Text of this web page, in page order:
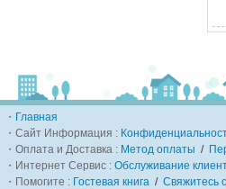
・ Главная
・Сайт Информация :
・Оплата и Доставка : Метод оплаты /
・Интернет Сервис : Обслуживание
・Помогите : Гостевая книга / Свяжитесь